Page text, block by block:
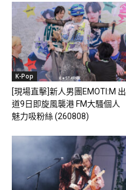
K-Pop
[現場直擊]新人男團EMOTI:M 出
道9日即旋風襲港 FM大騷個人
魅力吸粉絲 (260808)